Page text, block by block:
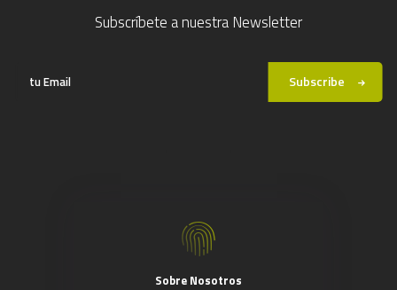
Subscríbete a nuestra Newsletter
Subscribe
Sobre Nosotros